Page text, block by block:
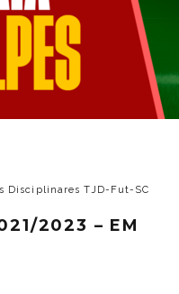
Disciplinares TJD-Fut-SC
2023 – EM